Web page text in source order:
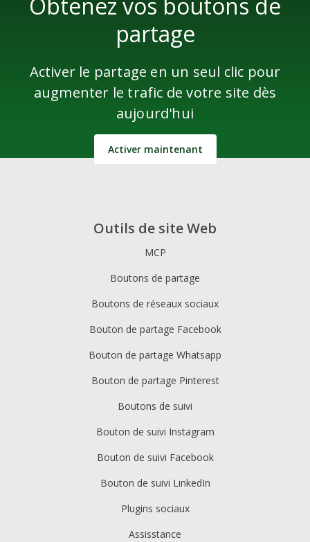
partage
Activer le partage en un seul clic pour
augmenter le trafic de votre site dès
aujourd'hui
Activer maintenant
Outils de site Web
MCP
Boutons de partage
Boutons de réseaux sociaux
Bouton de partage Facebook
Bouton de partage Whatsapp
Bouton de partage Pinterest
Boutons de suivi
Bouton de suivi Instagram
Bouton de suivi Facebook
Bouton de suivi LinkedIn
Plugins sociaux
Assisstance